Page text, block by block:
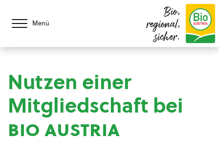
Menü
Bio,
regional,
sicher.
Nutzen einer
Mitgliedschaft bei
bio austria